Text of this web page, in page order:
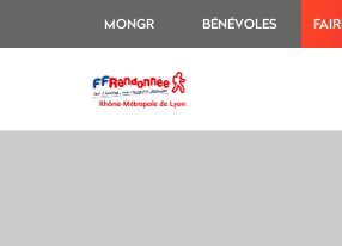
MONGR BÉNÉVOLES